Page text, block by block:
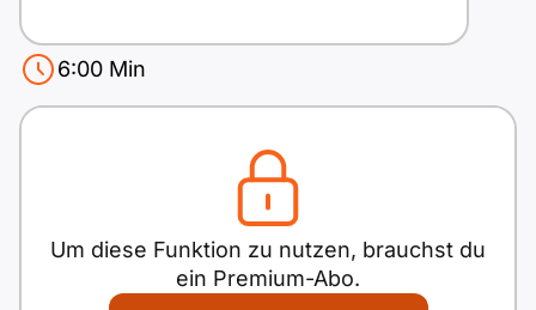
B1 ÖIF
B2 Goethe
B2 Pflege (telc)
Online-Kurse
Einbürgerungstest
Lebenslauf erstellen
Was?
6:00 Min
Um diese Funktion zu nutzen, brauchst du
ein Premium-Abo.